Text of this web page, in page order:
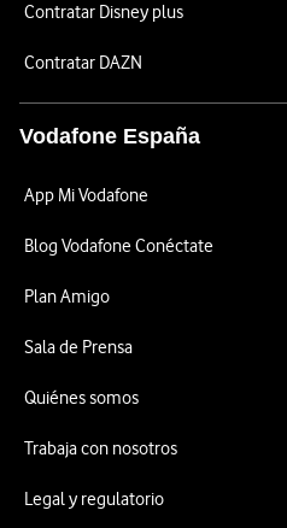
Contratar Disney plus
Contratar DAZN
Vodafone España
App Mi Vodafone
Blog Vodafone Conéctate
Plan Amigo
Sala de Prensa
Quiénes somos
Trabaja con nosotros
Legal y regulatorio